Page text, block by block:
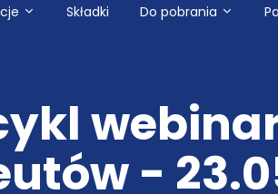
Składki Do pobrania
-